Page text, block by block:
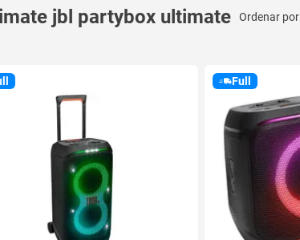
jbl partybox ultimate Ordenar por
Full